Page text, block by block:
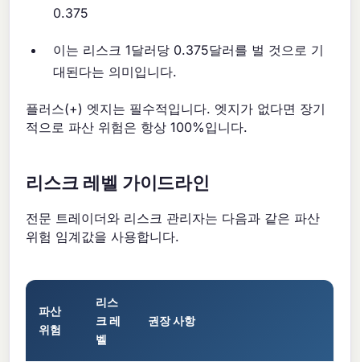
0.375
이는 리스크 1달러당 0.375달러를 벌 것으로 기
대된다는 의미입니다.
플러스(+) 엣지는 필수적입니다. 엣지가 없다면 장기
적으로 파산 위험은 항상 100%입니다.
리스크 레벨 가이드라인
전문 트레이더와 리스크 관리자는 다음과 같은 파산
위험 임계값을 사용합니다.
파산
위험
리스
크 레
벨
권장 사항